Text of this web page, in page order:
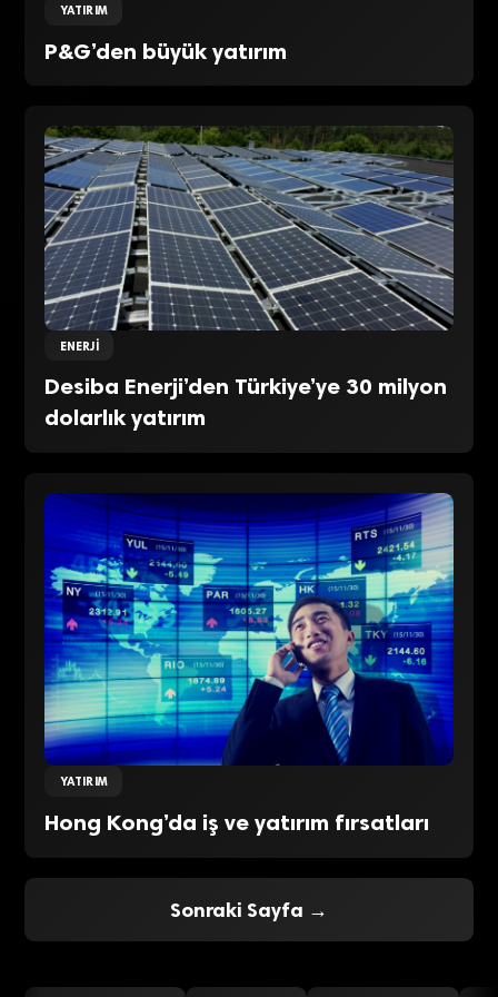
YATIRIM
P&G’den büyük yatırım
ENERJI
Desiba Enerji’den Türkiye’ye 30 milyon
dolarlık yatırım
YATIRIM
Hong Kong’da iş ve yatırım fırsatları
Sonraki Sayfa →